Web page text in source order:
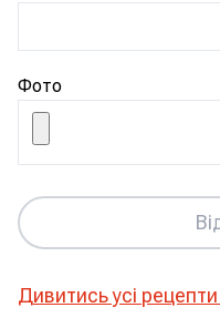
Фото
Дивитись усі рецепти